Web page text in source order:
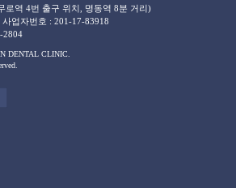
로역 4번 출구 위치, 명동역 8분 거리)
업자번호 : 201-17-83918
2804
DENTAL CLINIC.